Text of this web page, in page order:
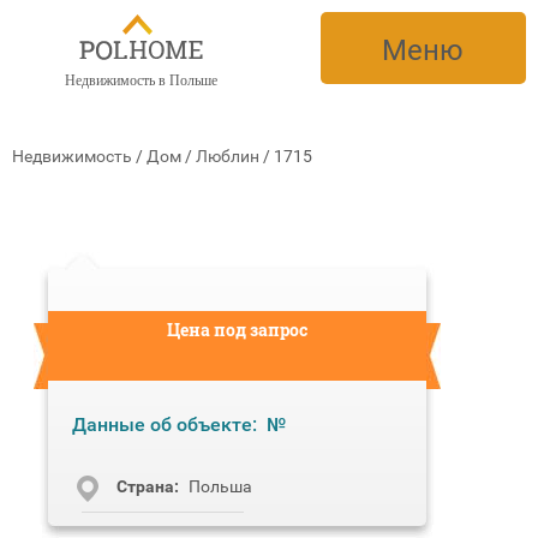
Недвижимость в Польше
Меню
Недвижимость / Дом / Люблин / 1715
Цена под запрос
Данные об объекте: №
Cтрана: Польша